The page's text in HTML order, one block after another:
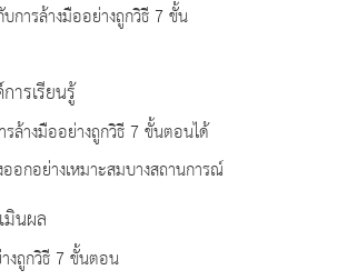
การล้างมืออย่างถูกวิธี 7 ขั้น
ารเรียนรู้
รล้างมืออย่างถูกวิธี 7 ขั้นตอนได้
อกอย่างเหมาะสมบางสถานการณ์
มินผล
งถูกวิธี 7 ขั้นตอน